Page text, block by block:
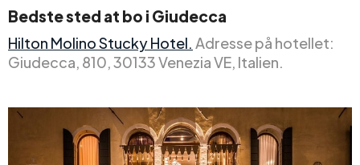
Bedste sted at bo i Giudecca
Hilton Molino Stucky Hotel. Adresse på hotellet:
Giudecca, 810, 30133 Venezia VE, Italien.